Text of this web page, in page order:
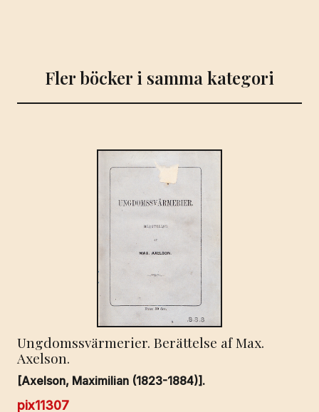
februariFler böcker i samma kategori
Ungdomssvärmerier. Berättelse af Max.
Axelson.
[Axelson, Maximilian (1823-1884)].
pix11307